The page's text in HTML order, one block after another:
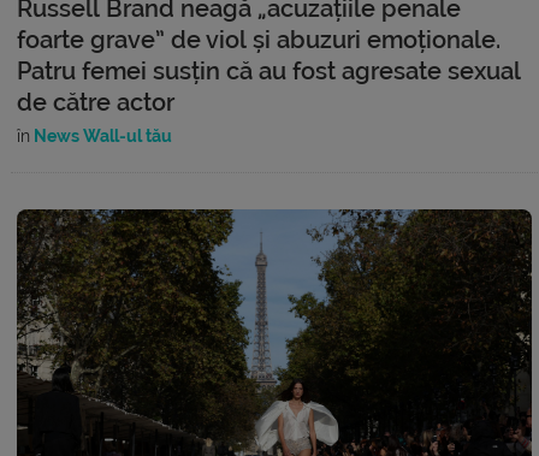
Russell Brand neagă „acuzațiile penale
foarte grave” de viol și abuzuri emoționale.
Patru femei susțin că au fost agresate sexual
de către actor
în News Wall-ul tău